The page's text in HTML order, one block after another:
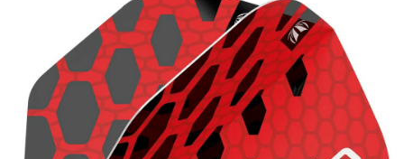
Dárkové poukazy
Kontakty